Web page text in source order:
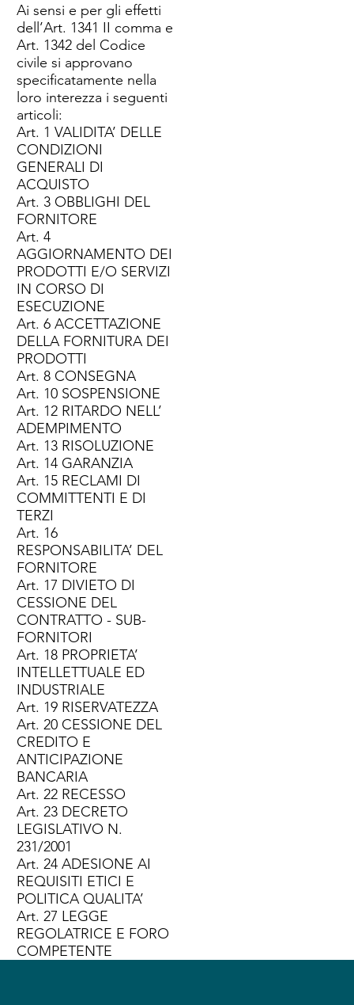
Ai sensi e per gli effetti
dell’Art. 1341 II comma e
Art. 1342 del Codice
civile si approvano
specificatamente nella
loro interezza i seguenti
articoli:
Art. 1 VALIDITA’ DELLE
CONDIZIONI
GENERALI DI
ACQUISTO
Art. 3 OBBLIGHI DEL
FORNITORE
Art. 4
AGGIORNAMENTO DEI
PRODOTTI E/O SERVIZI
IN CORSO DI
ESECUZIONE
Art. 6 ACCETTAZIONE
DELLA FORNITURA DEI
PRODOTTI
Art. 8 CONSEGNA
Art. 10 SOSPENSIONE
Art. 12 RITARDO NELL’
ADEMPIMENTO
Art. 13 RISOLUZIONE
Art. 14 GARANZIA
Art. 15 RECLAMI DI
COMMITTENTI E DI
TERZI
Art. 16
RESPONSABILITA’ DEL
FORNITORE
Art. 17 DIVIETO DI
CESSIONE DEL
CONTRATTO - SUB-
FORNITORI
Art. 18 PROPRIETA’
INTELLETTUALE ED
INDUSTRIALE
Art. 19 RISERVATEZZA
Art. 20 CESSIONE DEL
CREDITO E
ANTICIPAZIONE
BANCARIA
Art. 22 RECESSO
Art. 23 DECRETO
LEGISLATIVO N.
231/2001
Art. 24 ADESIONE AI
REQUISITI ETICI E
POLITICA QUALITA’
Art. 27 LEGGE
REGOLATRICE E FORO
COMPETENTE